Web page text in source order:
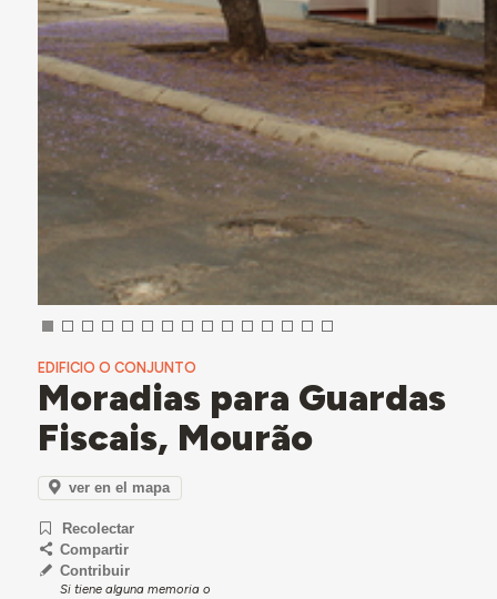
EDIFICIO O CONJUNTO
Moradias para Guardas
Fiscais, Mourão
ver en el mapa
Recolectar
Compartir
Contribuir
Si tiene alguna memoria o